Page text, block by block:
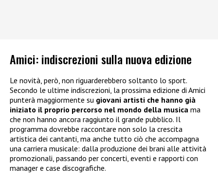
Amici: indiscrezioni sulla nuova edizione
Le novità, però, non riguarderebbero soltanto lo sport.
Secondo le ultime indiscrezioni, la prossima edizione di Amici
punterà maggiormente su giovani artisti che hanno già
iniziato il proprio percorso nel mondo della musica ma
che non hanno ancora raggiunto il grande pubblico. Il
programma dovrebbe raccontare non solo la crescita
artistica dei cantanti, ma anche tutto ciò che accompagna
una carriera musicale: dalla produzione dei brani alle attività
promozionali, passando per concerti, eventi e rapporti con
manager e case discografiche.